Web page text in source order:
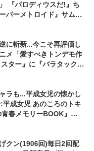
『パロディウスだ!』ち
パーメトロイド』サムス
に斬新...今こそ再評価し
メ「愛すべきトンデモ作
ター』に『バラタック』
ラも...平成女児の懐かし
成女児 あのころのトキ
春メモリーBOOK』発
クン(1906回)毎日2回配